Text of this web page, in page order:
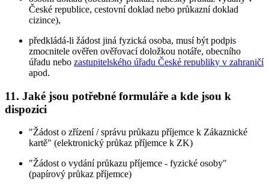
České republice, cestovní doklad nebo průkazní doklad
cizince),
předkládá-li žádost jiná fyzická osoba, musí být podpis
zmocnitele ověřen ověřovací doložkou notáře, obecního
úřadu nebo zastupitelského úřadu České republiky v zahraničí
apod.
11. Jaké jsou potřebné formuláře a kde jsou k
dispozici
"Žádost o zřízení / správu průkazu příjemce k Zákaznické
kartě" (elektronický průkaz příjemce k ZK)
"Žádost o vydání průkazu příjemce - fyzické osoby"
(papírový průkaz příjemce)